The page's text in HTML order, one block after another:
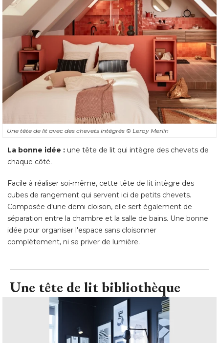
Une tête de lit avec des chevets intégrés © Leroy Merlin
La bonne idée : une tête de lit qui intègre des chevets de
chaque côté.
Facile à réaliser soi-même, cette tête de lit intègre des
cubes de rangement qui servent ici de petits chevets.
Composée d'une demi cloison, elle sert également de
séparation entre la chambre et la salle de bains. Une bonne
idée pour organiser l'espace sans cloisonner
complètement, ni se priver de lumière.
Une tête de lit bibliothèque